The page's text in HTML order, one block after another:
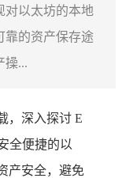
对以太坊的本地
靠的资产保存途
操...
，深入探讨 E
全便捷的以
产安全，避免